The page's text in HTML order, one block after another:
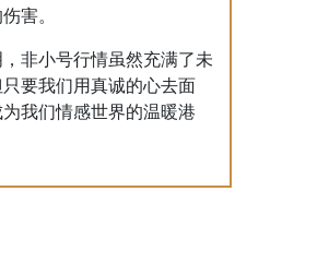
害。
非小号行情虽然充满了未
要我们用真诚的心去面
我们情感世界的温暖港